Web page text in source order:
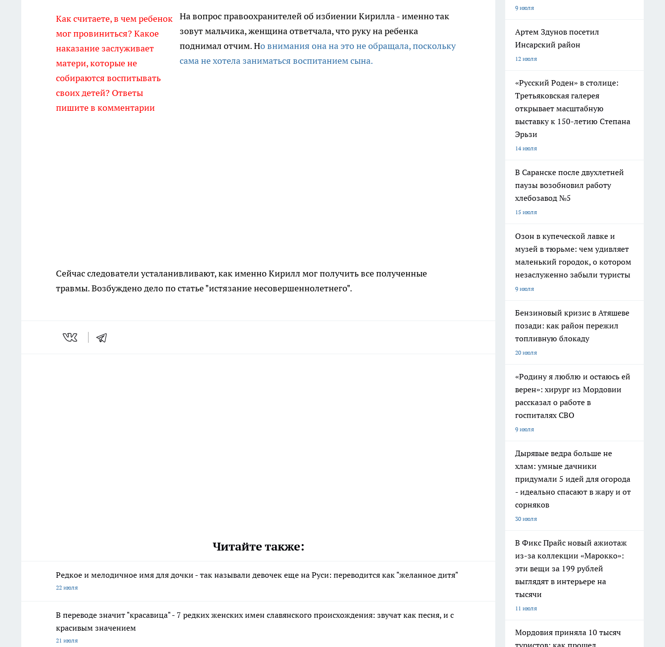
Как считаете, в чем ребенок
мог провиниться? Какое
наказание заслуживает
матери, которые не
собираются воспитывать
своих детей? Ответы
пишите в комментарии
На вопрос правоохранителей об избиении Кирилла - именно так
зовут мальчика, женщина ответчала, что руку на ребенка
поднимал отчим. Но внимания она на это не обращала, поскольку
сама не хотела заниматься воспитанием сына.
Сейчас следователи усталанивливают, как именно Кирилл мог получить все полученные
травмы. Возбуждено дело по статье "истязание несовершеннолетнего".
Читайте также:
Редкое и мелодичное имя для дочки - так называли девочек еще на Руси: переводится как "желанное дитя"
22 июля
В переводе значит "красавица" - 7 редких женских имен славянского происхождения: звучат как песня, и с
красивым значением
21 июля
9 июля
Артем Здунов посетил
Инсарский район
12 июля
«Русский Роден» в столице:
Третьяковская галерея
открывает масштабную
выставку к 150-летию Степана
Эрьзи
14 июля
В Саранске после двухлетней
паузы возобновил работу
хлебозавод №5
15 июля
Озон в купеческой лавке и
музей в тюрьме: чем удивляет
маленький городок, о котором
незаслуженно забыли туристы
9 июля
Бензиновый кризис в Атяшеве
позади: как район пережил
топливную блокаду
20 июля
«Родину я люблю и остаюсь ей
верен»: хирург из Мордовии
рассказал о работе в
госпиталях СВО
9 июля
Дырявые ведра больше не
хлам: умные дачники
придумали 5 идей для огорода
- идеально спасают в жару и от
сорняков
30 июля
В Фикс Прайс новый ажиотаж
из-за коллекции «Марокко»:
эти вещи за 199 рублей
выглядят в интерьере на
тысячи
11 июля
Мордовия приняла 10 тысяч
туристов: как прошел